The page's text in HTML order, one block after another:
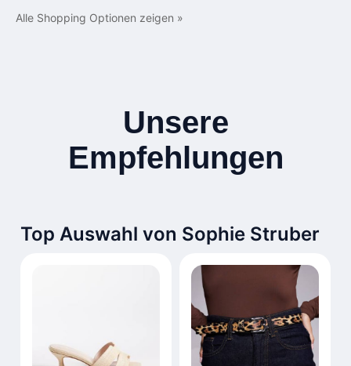
Alle Shopping Optionen zeigen »
Unsere
Empfehlungen
Top Auswahl von Sophie Struber